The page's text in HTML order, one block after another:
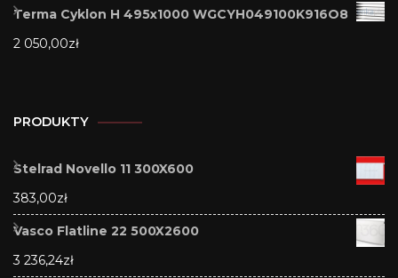
Terma Cyklon H 495x1000 WGCYH049100K916O8
2 050,00zł
PRODUKTY
Stelrad Novello 11 300X600
383,00zł
Vasco Flatline 22 500X2600
3 236,24zł